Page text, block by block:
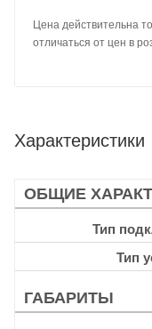
Цена действительна
отличаться от цен в
Характеристики
ОБЩИЕ
Тип
Тип
ГАБАРИТЫ